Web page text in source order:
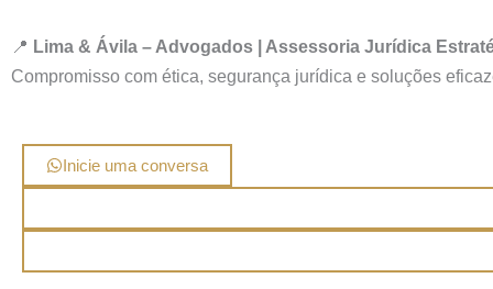
📍 Lima & Ávila – Advogados | Assessoria Jurídica
Compromisso com ética, segurança jurídica e soluções
Inicie uma conversa